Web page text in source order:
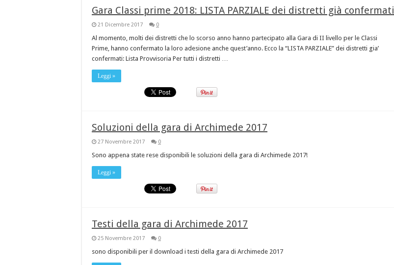
Gara Classi prime 2018: LISTA PARZIALE dei distretti già confermati
21 Dicembre 2017 0
Al momento, molti dei distretti che lo scorso anno hanno partecipato alla Gara di II livello per le Classi
Prime, hanno confermato la loro adesione anche quest’anno. Ecco la “LISTA PARZIALE” dei distretti gia’
confermati: Lista Provvisoria Per tutti i distretti …
Leggi »
Soluzioni della gara di Archimede 2017
27 Novembre 2017 0
Sono appena state rese disponibili le soluzioni della gara di Archimede 2017!
Leggi »
Testi della gara di Archimede 2017
25 Novembre 2017 0
sono disponibili per il download i testi della gara di Archimede 2017